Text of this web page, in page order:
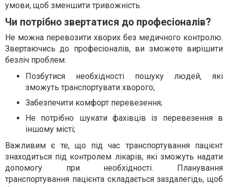
умови, щоб зменшити тривожність.
Чи потрібно звертатися до професіоналів?
Не можна перевозити хворих без медичного контролю.
Звертаючись до професіоналів, ви зможете вирішити
безліч проблем:
Позбутися необхідності пошуку людей, які
зможуть транспортувати хворого;
Забезпечити комфорт перевезення;
Не потрібно шукати фахівців із перевезення в
іншому місті;
Важливим є те, що під час транспортування пацієнт
знаходиться під контролем лікарів, які зможуть надати
допомогу при необхідності. Планування
транспортування пацієнта складається заздалегідь, щоб